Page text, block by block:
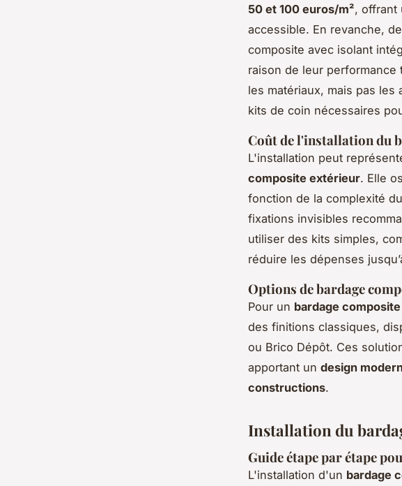
50 et 100 euros/m², offrant
accessible. En revanche,
composite avec isolant
raison de leur
les matériaux, mais pas les
kits de coin nécessaires
Coût de l'installation du
L'installation peut
composite extérieur. Elle
fonction de la complexité
fixations invisibles
utiliser des kits simples,
réduire les dépenses
Options de bardage
Pour un bardage
des finitions classiques,
ou Brico Dépôt. Ces
apportant un design
constructions.
Installation du
Guide étape par étape
L'installation d'un bardage